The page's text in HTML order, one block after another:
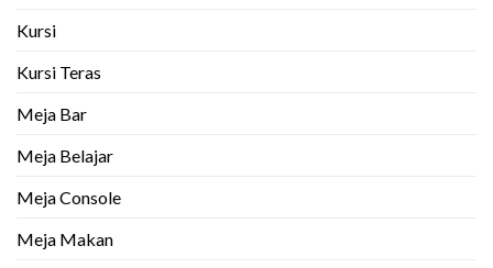
Kursi
Kursi Teras
Meja Bar
Meja Belajar
Meja Console
Meja Makan